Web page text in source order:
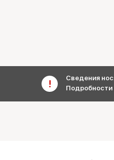
Сведения
Подробности